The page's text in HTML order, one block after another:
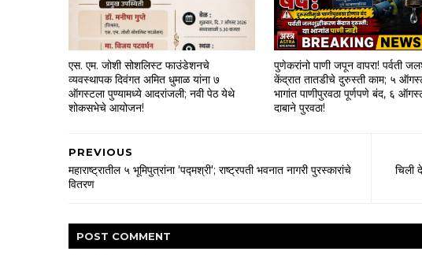
एस. एम. जोशी सोशलिस्ट फाउंडेशनचे
व्यवस्थापक दिवंगत अमित धुमाळ यांना ७
ऑगस्टला पुण्यामध्ये आदरांजली; नवी पेठ येथे
शोकसभेचे आयोजन!
पुणेकरांनो पाणी जपून वापरा! पर्वती
केंद्रात तातडीचे दुरुस्ती काम; ५
भागांत पाणीपुरवठा पूर्णपणे बंद, ६
दाबाने पुरवठा!
चिली
PREVIOUS
महाराष्ट्रातील ५ भूमिपुत्रांना 'पद्मश्री'; राष्ट्रपती भवनात नागरी पुरस्कारांचे
वितरण
POST COMMENT